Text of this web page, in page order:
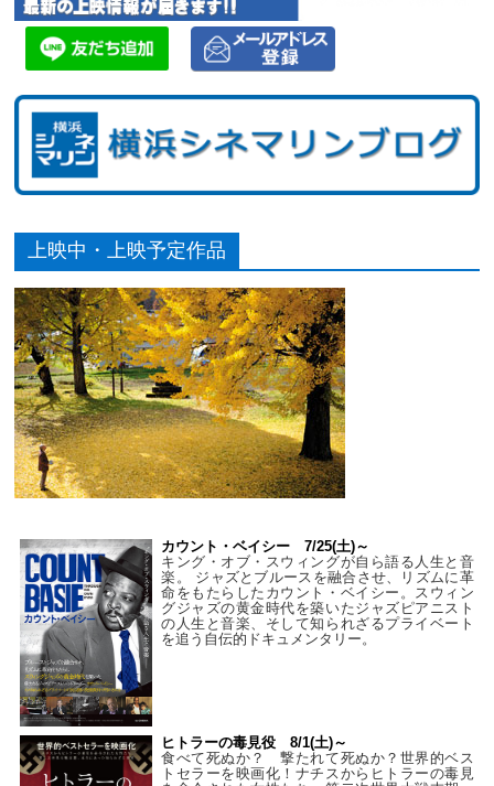
上映中・上映予定作品
カウント・ベイシー 7/25(土)～
キング・オブ・スウィングが自ら語る人生と音
楽。 ジャズとブルースを融合させ、リズムに革
命をもたらしたカウント・ベイシー。スウィン
グジャズの黄金時代を築いたジャズピアニスト
の人生と音楽、そして知られざるプライベート
を追う自伝的ドキュメンタリー。
ヒトラーの毒見役 8/1(土)～
食べて死ぬか？ 撃たれて死ぬか？世界的ベス
トセラーを映画化！ナチスからヒトラーの毒見